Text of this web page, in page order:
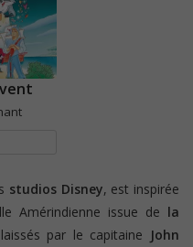
studios Disney, est inspirée
Amérindienne issue de la
par le capitaine John